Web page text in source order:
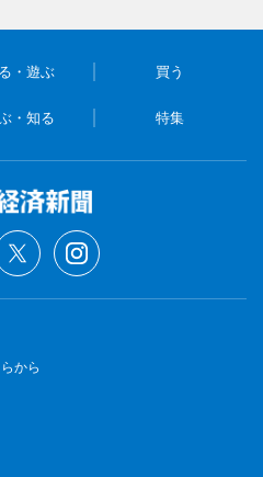
・遊ぶ 買う
・知る 特集
から